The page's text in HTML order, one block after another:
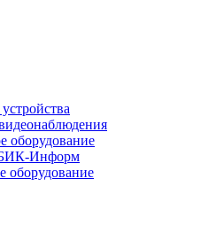
оборудование
Информ
оборудование